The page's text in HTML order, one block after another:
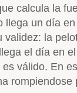
calcula la
llega un día
validez: la
el día en
válido. En